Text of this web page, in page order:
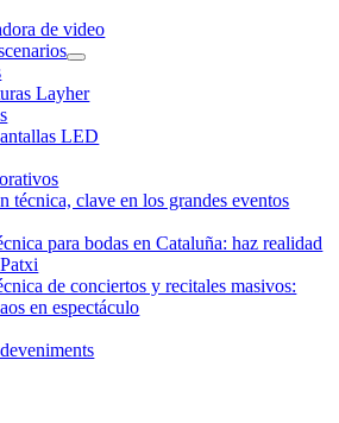
de video
Layher
LED
técnica, clave en los grandes eventos
para bodas en Cataluña: haz realidad
de conciertos y recitales masivos:
en espectáculo